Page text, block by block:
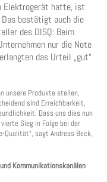
Elektrogerät hatte, ist
bestätigt auch die
des DISQ: Beim
nur die Note
das Urteil „gut“
unsere Produkte stellen,
sind Erreichbarkeit,
Dass uns dies nun
Sieg in Folge bei der
sagt Andreas Beck,
Kommunikationskanälen